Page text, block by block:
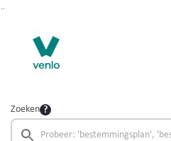
Zoeken